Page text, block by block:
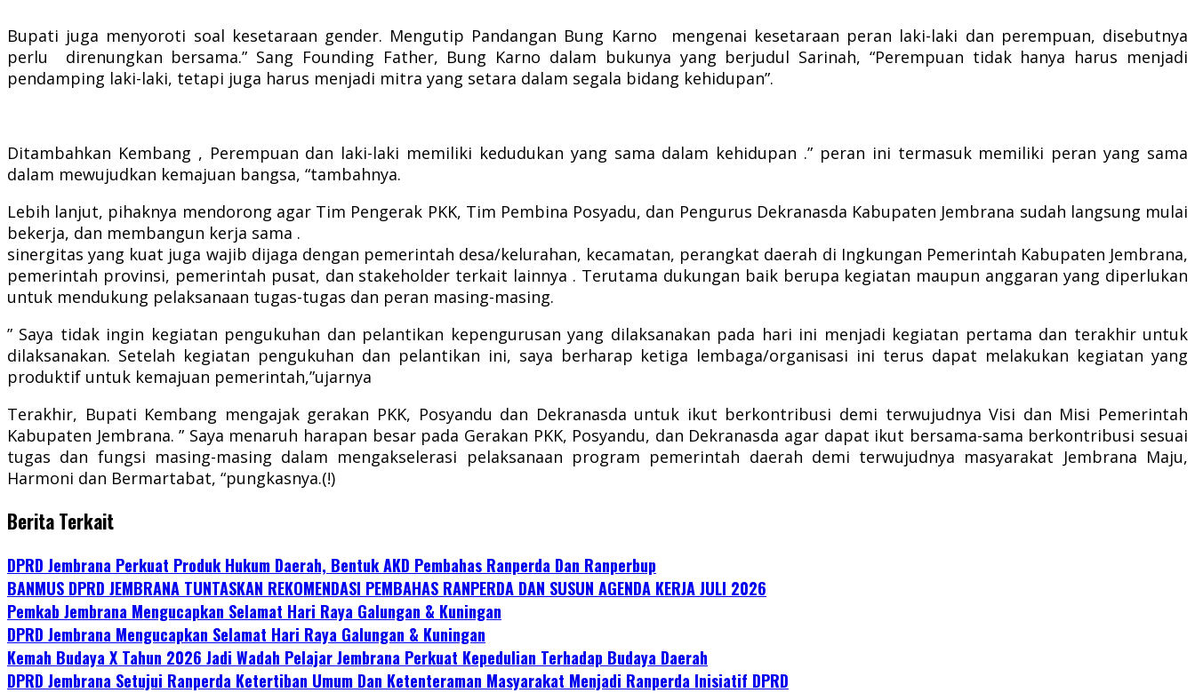
Bupati juga menyoroti soal kesetaraan gender. Mengutip Pandangan Bung Karno mengenai kesetaraan peran laki-laki dan perempuan, disebutnya
perlu direnungkan bersama.” Sang Founding Father, Bung Karno dalam bukunya yang berjudul Sarinah, “Perempuan tidak hanya harus menjadi
pendamping laki-laki, tetapi juga harus menjadi mitra yang setara dalam segala bidang kehidupan”.
Ditambahkan Kembang , Perempuan dan laki-laki memiliki kedudukan yang sama dalam kehidupan .” peran ini termasuk memiliki peran yang sama
dalam mewujudkan kemajuan bangsa, “tambahnya.
Lebih lanjut, pihaknya mendorong agar Tim Pengerak PKK, Tim Pembina Posyadu, dan Pengurus Dekranasda Kabupaten Jembrana sudah langsung mulai
bekerja, dan membangun kerja sama .
sinergitas yang kuat juga wajib dijaga dengan pemerintah desa/kelurahan, kecamatan, perangkat daerah di Ingkungan Pemerintah Kabupaten Jembrana,
pemerintah provinsi, pemerintah pusat, dan stakeholder terkait lainnya . Terutama dukungan baik berupa kegiatan maupun anggaran yang diperlukan
untuk mendukung pelaksanaan tugas-tugas dan peran masing-masing.
” Saya tidak ingin kegiatan pengukuhan dan pelantikan kepengurusan yang dilaksanakan pada hari ini menjadi kegiatan pertama dan terakhir untuk
dilaksanakan. Setelah kegiatan pengukuhan dan pelantikan ini, saya berharap ketiga lembaga/organisasi ini terus dapat melakukan kegiatan yang
produktif untuk kemajuan pemerintah,”ujarnya
Terakhir, Bupati Kembang mengajak gerakan PKK, Posyandu dan Dekranasda untuk ikut berkontribusi demi terwujudnya Visi dan Misi Pemerintah
Kabupaten Jembrana. ” Saya menaruh harapan besar pada Gerakan PKK, Posyandu, dan Dekranasda agar dapat ikut bersama-sama berkontribusi sesuai
tugas dan fungsi masing-masing dalam mengakselerasi pelaksanaan program pemerintah daerah demi terwujudnya masyarakat Jembrana Maju,
Harmoni dan Bermartabat, “pungkasnya.(!)
Berita Terkait
DPRD Jembrana Perkuat Produk Hukum Daerah, Bentuk AKD Pembahas Ranperda Dan Ranperbup
BANMUS DPRD JEMBRANA TUNTASKAN REKOMENDASI PEMBAHAS RANPERDA DAN SUSUN AGENDA KERJA JULI 2026
Pemkab Jembrana Mengucapkan Selamat Hari Raya Galungan & Kuningan
DPRD Jembrana Mengucapkan Selamat Hari Raya Galungan & Kuningan
Kemah Budaya X Tahun 2026 Jadi Wadah Pelajar Jembrana Perkuat Kepedulian Terhadap Budaya Daerah
DPRD Jembrana Setujui Ranperda Ketertiban Umum Dan Ketenteraman Masyarakat Menjadi Ranperda Inisiatif DPRD